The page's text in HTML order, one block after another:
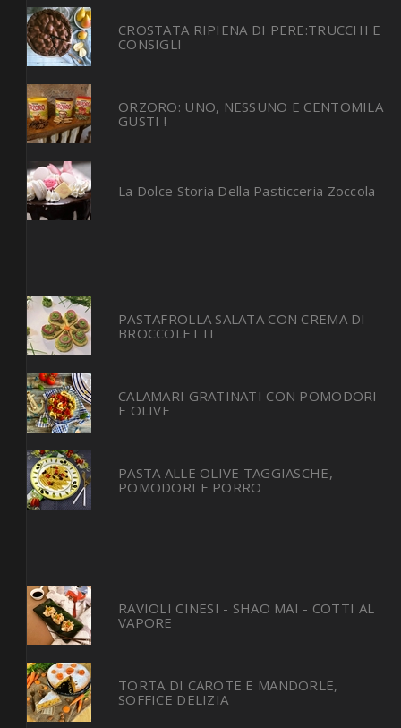
CROSTATA RIPIENA DI PERE:TRUCCHI E
CONSIGLI
ORZORO: UNO, NESSUNO E CENTOMILA
GUSTI !
La Dolce Storia Della Pasticceria Zoccola
PASTAFROLLA SALATA CON CREMA DI
BROCCOLETTI
CALAMARI GRATINATI CON POMODORI
E OLIVE
PASTA ALLE OLIVE TAGGIASCHE,
POMODORI E PORRO
RAVIOLI CINESI - SHAO MAI - COTTI AL
VAPORE
TORTA DI CAROTE E MANDORLE,
SOFFICE DELIZIA